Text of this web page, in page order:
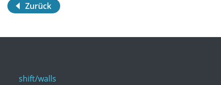
Zurück
shift/walls